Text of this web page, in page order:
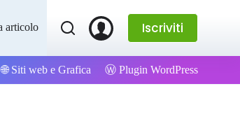
Iscriviti
🌐 Siti web e Grafica Ⓦ Plugin WordPress